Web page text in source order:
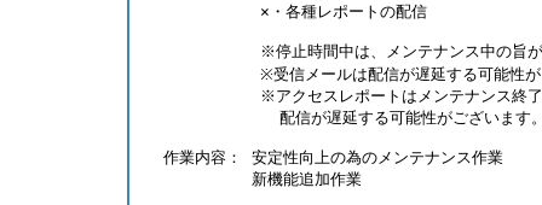
            ×・各種レポートの配信
※停止時間中は、メンテナンス中の旨が
※受信メールは配信が遅延する可能性が
※アクセスレポートはメンテナンス終了
配信が遅延する可能性がございます
  作業内容： 安定性向上の為のメンテナンス作業
  　　　　　 新機能追加作業